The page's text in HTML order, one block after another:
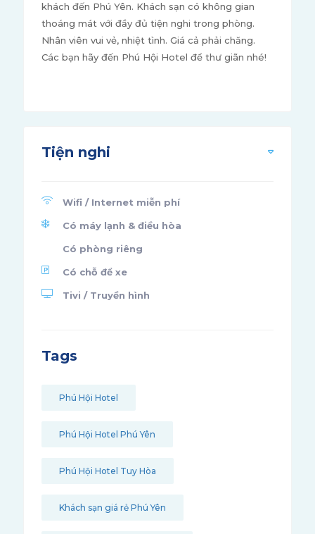
khách đến Phú Yên. Khách sạn có không gian
thoáng mát với đầy đủ tiện nghi trong phòng.
Nhân viên vui vẻ, nhiệt tình. Giá cả phải chăng.
Các bạn hãy đến Phú Hội Hotel để thư giãn nhé!
Tiện nghi
Wifi / Internet miễn phí
Có máy lạnh & điều hòa
Có phòng riêng
Có chỗ để xe
Tivi / Truyền hình
Tags
Phú Hội Hotel
Phú Hội Hotel Phú Yên
Phú Hội Hotel Tuy Hòa
Khách sạn giá rẻ Phú Yên